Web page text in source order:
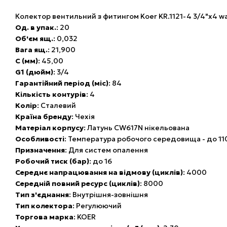
Колектор вентильний з фитингом Koer KR.1121-4 3/4"x4
Од. в упак.: 20
Об'єм ящ.: 0,032
Вага ящ.: 21,900
C (мм): 45,00
G1 (дюйм): 3/4
Гарантійний період (міс): 84
Кількість контурів: 4
Колір: Сталевий
Країна бренду: Чехія
Матеріал корпусу: Латунь CW617N нікельована
Особливості: Температура робочого середовища - до
Призначення: Для систем опалення
Робочий тиск (бар): до 16
Середнє напрацювання на відмову (циклів): 4000
Середній повний ресурс (циклів): 8000
Тип з'єднання: Внутрішня-зовнішня
Тип колектора: Регулюючий
Торгова марка: KOER